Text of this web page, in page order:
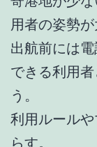
用者の姿勢が
出航前には
できる利用
う。
利用ルール
らす。